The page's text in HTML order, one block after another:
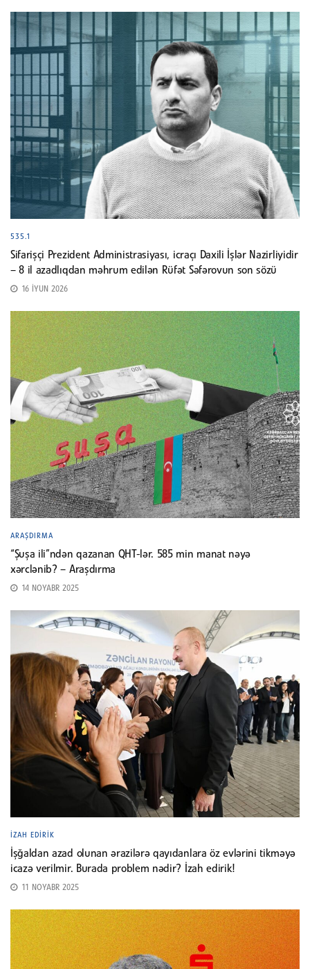
535.1
Sifarişçi Prezident Administrasiyası, icraçı Daxili İşlər Nazirliyidir
– 8 il azadlıqdan məhrum edilən Rüfət Səfərovun son sözü
16 İYUN 2026
ARAŞDIRMA
“Şuşa ili”ndən qazanan QHT-lər. 585 min manat nəyə
xərclənib? – Araşdırma
14 NOYABR 2025
İZAH EDIRIK
İşğaldan azad olunan ərazilərə qayıdanlara öz evlərini tikməyə
icazə verilmir. Burada problem nədir? İzah edirik!
11 NOYABR 2025